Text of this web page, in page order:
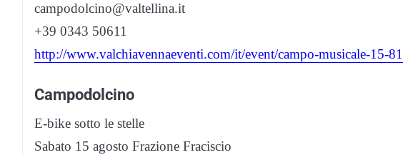
campodolcino@valtellina.it
+39 0343 50611
http://www.valchiavennaeventi.com/it/event/campo-musicale-15-81
Campodolcino
E-bike sotto le stelle
Sabato 15 agosto Frazione Fraciscio